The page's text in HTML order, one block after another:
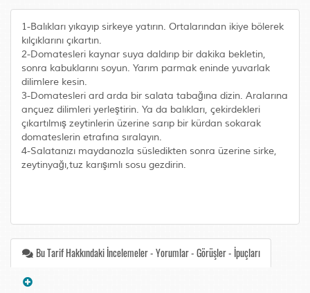
1-Balıkları yıkayıp sirkeye yatırın. Ortalarından ikiye bölerek
kılçıklarını çıkartın.
2-Domatesleri kaynar suya daldırıp bir dakika bekletin,
sonra kabuklarını soyun. Yarım parmak eninde yuvarlak
dilimlere kesin.
3-Domatesleri ard arda bir salata tabağına dizin. Aralarına
ançuez dilimleri yerleştirin. Ya da balıkları, çekirdekleri
çıkartılmış zeytinlerin üzerine sarıp bir kürdan sokarak
domateslerin etrafına sıralayın.
4-Salatanızı maydanozla süsledikten sonra üzerine sirke,
zeytinyağı,tuz karışımlı sosu gezdirin.
Bu Tarif Hakkındaki İncelemeler - Yorumlar - Görüşler - İpuçları